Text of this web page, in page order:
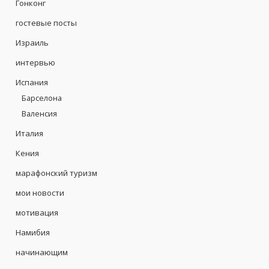
Гонконг
гостевые посты
Израиль
интервью
Испания
Барселона
Валенсия
Италия
Кения
марафонский туризм
мои новости
мотивация
Намибия
начинающим